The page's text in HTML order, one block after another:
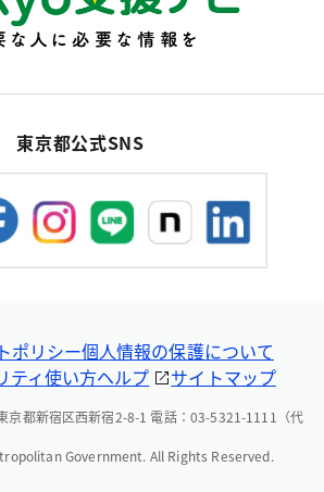
東京都公式SNS
ポリシー個人情報の保護について
ティ使い方ヘルプ サイトマップ
京都新宿区西新宿2-8-1 電話：03-5321-1111（代
Government. All Rights Reserved.